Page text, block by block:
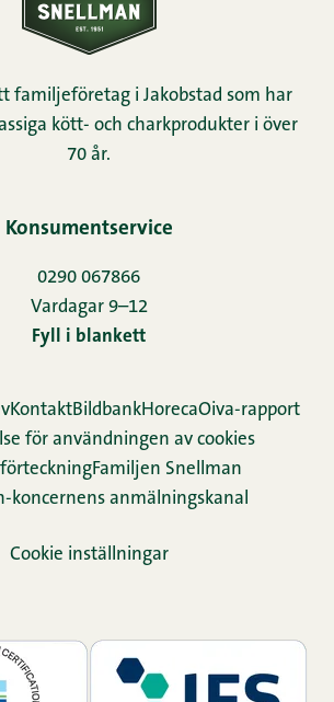
familjeföretag i Jakobstad som har
kött- och charkprodukter i över
70 år.
Konsumentservice
0290 067866
Vardagar 9–12
Fyll i blankett
KontaktBildbankHorecaOiva-rapport
för användningen av cookies
Familjen Snellman
koncernens anmälningskanal
Cookie inställningar